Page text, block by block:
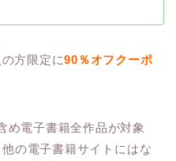
方限定に90％オフクーポ
め電子書籍全作品が対象
の電子書籍サイトにはな